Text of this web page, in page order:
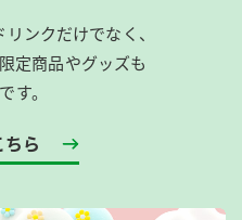
ンクだけでなく、
定商品やグッズも
す。
ら